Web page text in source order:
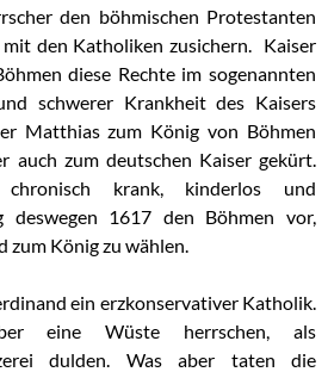
den böhmischen Protestanten
den Katholiken zusichern. Kaiser
diese Rechte im sogenannten
schwerer Krankheit des Kaisers
Matthias zum König von Böhmen
auch zum deutschen Kaiser gekürt.
krank, kinderlos und
deswegen 1617 den Böhmen vor,
zum König zu wählen.
ein erzkonservativer Katholik.
eine Wüste herrschen, als
dulden. Was aber taten die